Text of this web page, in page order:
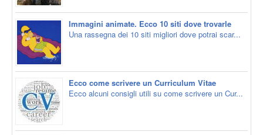
Immagini animate. Ecco 10 siti dove trovarle
Una rassegna dei 10 siti migliori dove potrai scar...
Ecco come scrivere un Curriculum Vitae
Ecco alcuni consigli utili su come scrivere un Cur...